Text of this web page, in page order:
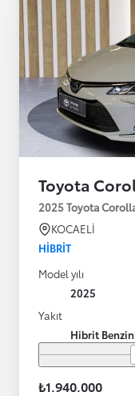
Toyota
2025 Toyota
KOCAELİ
HIBRIT
Model yılı
2025
Yakıt
Hibrit Benzin
₺1.940.000